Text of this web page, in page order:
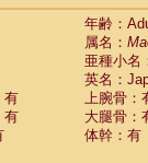
年齢：
属名：
亜種小名
英名：
有
上腕骨：
有
大腿骨：
体幹：有